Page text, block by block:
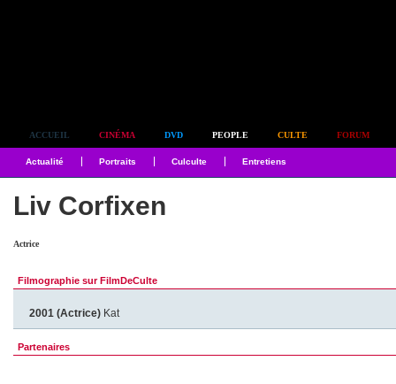
ACCUEIL CINÉMA DVD PEOPLE CULTE FORUM
Actualité Portraits Culculte Entretiens
Liv Corfixen
Actrice
Filmographie sur FilmDeCulte
2001 (Actrice) Kat
Partenaires